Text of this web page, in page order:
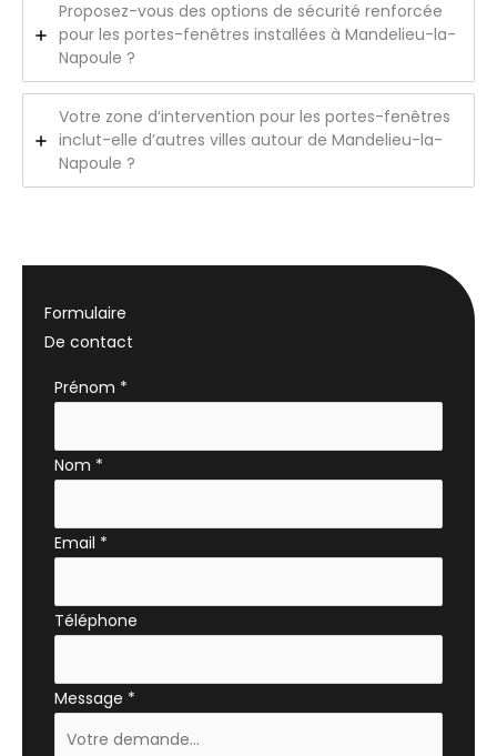
Proposez-vous des options de sécurité renforcée
pour les portes-fenêtres installées à Mandelieu-la-
Napoule ?
Votre zone d’intervention pour les portes-fenêtres
inclut-elle d’autres villes autour de Mandelieu-la-
Napoule ?
Formulaire
De contact
Formulaire
téléphone
Prénom *
Nom *
Email *
Téléphone
Message *